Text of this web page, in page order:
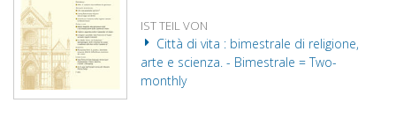
IST TEIL VON
Città di vita : bimestrale di religione,
arte e scienza. - Bimestrale = Two-
monthly